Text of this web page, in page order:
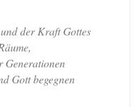
der Kraft Gottes
Generationen
Gott begegnen